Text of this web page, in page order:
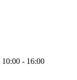
10:00 - 16:00